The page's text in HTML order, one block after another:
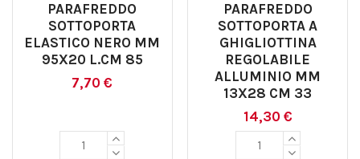
PARAFREDDO
SOTTOPORTA
ELASTICO NERO MM
95X20 L.CM 85
7,70 €
PARAFREDDO
SOTTOPORTA A
GHIGLIOTTINA
REGOLABILE
ALLUMINIO MM
13X28 CM 33
14,30 €